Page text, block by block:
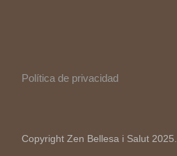
Política de privacidad
Copyright Zen Bellesa i Salut 2025.